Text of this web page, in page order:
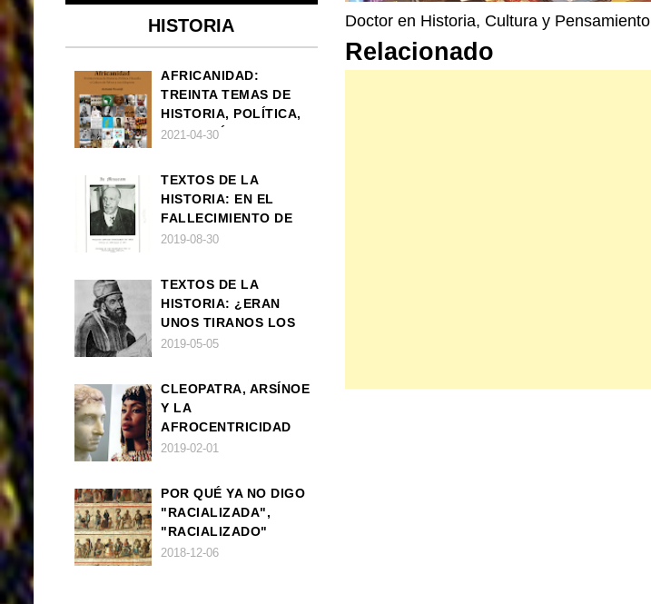
Doctor en Historia, Cultura y Pensamiento
Relacionado
HISTORIA
AFRICANIDAD:
TREINTA TEMAS DE
HISTORIA, POLÍTICA,
FILOSOFÍA Y CULTURA
2021-04-30
TEXTOS DE LA
HISTORIA: EN EL
FALLECIMIENTO DE
W.E.B. DU BOIS
2019-08-30
TEXTOS DE LA
HISTORIA: ¿ERAN
UNOS TIRANOS LOS
FARAONES?
2019-05-05
CLEOPATRA, ARSÍNOE
Y LA
AFROCENTRICIDAD
MAL ENTENDIDA
2019-02-01
POR QUÉ YA NO DIGO
"RACIALIZADA",
"RACIALIZADO"
2018-12-06